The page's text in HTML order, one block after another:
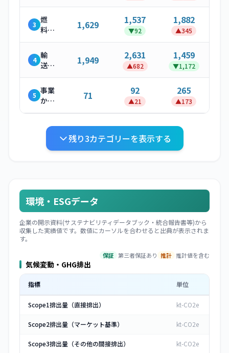
3 燃
料・
エネ
ルギ
ー関
連活
動
1,629 1,537
▼92
1,882
▲345
4 輸
送・
配送
（上
流）
1,949 2,631
▲682
1,459
▼1,172
5 事業
から
発生
廃棄
71 92
▲21
265
▲173
残り3カテゴリーを表示する
環境・ESGデータ
企業の開示資料(サステナビリティデータブック・統合報告書等)から
収集した実績値です。数値にカーソルを合わせると出典が表示されま
す。
保証 第三者保証あり 推計 推計値を含む
気候変動・GHG排出
指標 単位
Scope1排出量（直接排出） kt-CO2e
Scope2排出量（マーケット基準） kt-CO2e
Scope3排出量（その他の間接排出） kt-CO2e